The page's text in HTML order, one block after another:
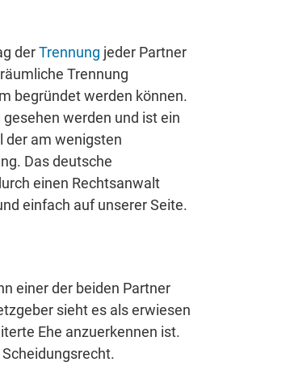
derTrennung jeder Partner
Trennung
begründet werden können.
werden und ist ein
der am wenigsten
Das deutsche
einen Rechtsanwalt
einfach auf unserer Seite.
einer der beiden Partner
sieht es als erwiesen
Ehe anzuerkennen ist.